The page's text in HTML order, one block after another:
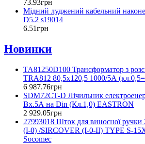
73.93грн
Мідний луджений кабельний
D5.2 s19014
6.51грн
Новинки
TA81250D100 Трансформатор з
TRA812 80,5x120,5 1000/5А
6 987.76грн
SDM72CT-D Лічильник
Вх.5А на Din (Кл.1,0) EASTRON
2 929.05грн
27993018 Шток для виносної
(I-0) /SIRCOVER (I-0-II) TYPE S-
Socomec